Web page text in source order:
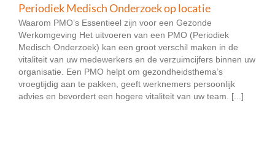
Periodiek Medisch Onderzoek op locatie
Waarom PMO’s Essentieel zijn voor een Gezonde
Werkomgeving Het uitvoeren van een PMO (Periodiek
Medisch Onderzoek) kan een groot verschil maken in de
vitaliteit van uw medewerkers en de verzuimcijfers binnen uw
organisatie. Een PMO helpt om gezondheidsthema’s
vroegtijdig aan te pakken, geeft werknemers persoonlijk
advies en bevordert een hogere vitaliteit van uw team. [...]